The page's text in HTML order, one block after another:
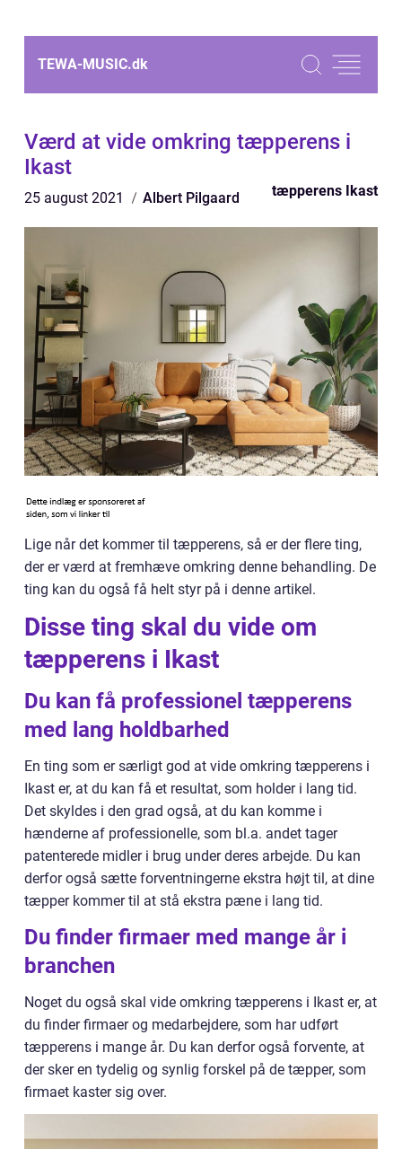
TEWA-MUSIC.dk
Værd at vide omkring tæpperens i
Ikast
25 august 2021 Albert Pilgaard tæpperens Ikast
Lige når det kommer til tæpperens, så er der flere ting,
der er værd at fremhæve omkring denne behandling. De
ting kan du også få helt styr på i denne artikel.
Disse ting skal du vide om
tæpperens i Ikast
Du kan få professionel tæpperens
med lang holdbarhed
En ting som er særligt god at vide omkring tæpperens i
Ikast er, at du kan få et resultat, som holder i lang tid.
Det skyldes i den grad også, at du kan komme i
hænderne af professionelle, som bl.a. andet tager
patenterede midler i brug under deres arbejde. Du kan
derfor også sætte forventningerne ekstra højt til, at dine
tæpper kommer til at stå ekstra pæne i lang tid.
Du finder firmaer med mange år i
branchen
Noget du også skal vide omkring tæpperens i Ikast er, at
du finder firmaer og medarbejdere, som har udført
tæpperens i mange år. Du kan derfor også forvente, at
der sker en tydelig og synlig forskel på de tæpper, som
firmaet kaster sig over.